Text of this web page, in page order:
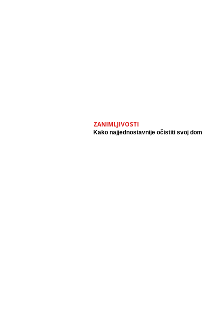
ZANIMLJIVOSTI
Kako najjednostavnije očistiti svoj dom